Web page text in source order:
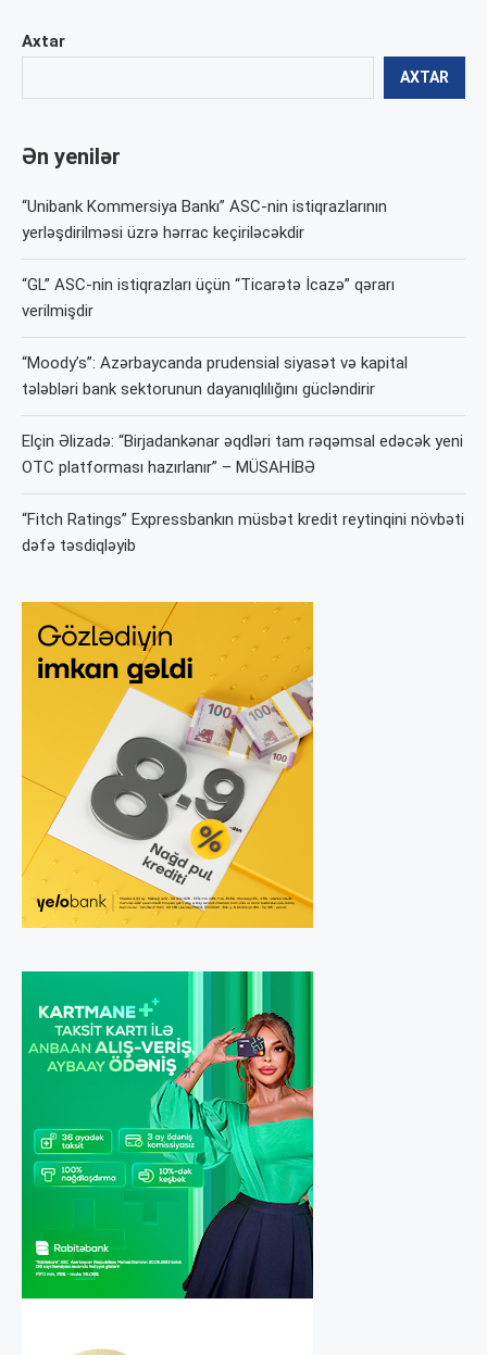
Axtar
AXTAR
Ən yenilər
“Unibank Kommersiya Bankı” ASC-nin istiqrazlarının
yerləşdirilməsi üzrə hərrac keçiriləcəkdir
“GL” ASC-nin istiqrazları üçün “Ticarətə İcazə” qərarı
verilmişdir
“Moody’s”: Azərbaycanda prudensial siyasət və kapital
tələbləri bank sektorunun dayanıqlılığını gücləndirir
Elçin Əlizadə: “Birjadankənar əqdləri tam rəqəmsal edəcək yeni
OTC platforması hazırlanır” – MÜSAHİBƏ
“Fitch Ratings” Expressbankın müsbət kredit reytinqini növbəti
dəfə təsdiqləyib